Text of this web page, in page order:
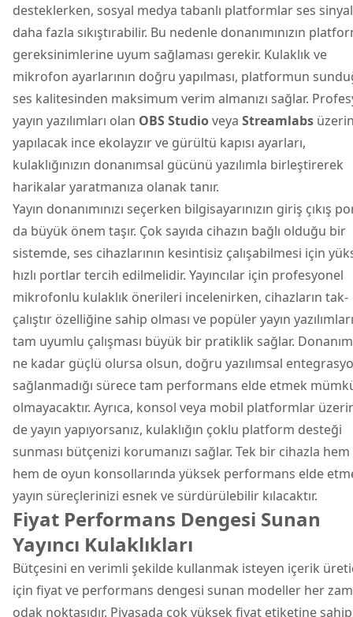
desteklerken, sosyal medya tabanlı platformlar ses
daha fazla sıkıştırabilir. Bu nedenle donanımınızın
gereksinimlerine uyum sağlaması gerekir. Kulaklık ve
mikrofon ayarlarının doğru yapılması, platformun
ses kalitesinden maksimum verim almanızı sağlar.
yayın yazılımları olan OBS Studioveya Streamlabs
yapılacak ince ekolayzır ve gürültü kapısı ayarları,
kulaklığınızın donanımsal gücünü yazılımla birleştirerek
harikalar yaratmanıza olanak tanır.
Yayın donanımınızı seçerken bilgisayarınızın giriş çıkış
da büyük önem taşır. Çok sayıda cihazın bağlı olduğu bir
sistemde, ses cihazlarının kesintisiz çalışabilmesi için
hızlı portlar tercih edilmelidir. Yayıncılar için profesyonel
mikrofonlu kulaklık önerileri incelenirken, cihazların tak-
çalıştır özelliğine sahip olması ve popüler yayın
tam uyumlu çalışması büyük bir pratiklik sağlar.
ne kadar güçlü olursa olsun, doğru yazılımsal
sağlanmadığı sürece tam performans elde etmek
olmayacaktır. Ayrıca, konsol veya mobil platformlar
de yayın yapıyorsanız, kulaklığın çoklu platform desteği
sunması bütçenizi korumanızı sağlar. Tek bir cihazla hem
hem de oyun konsollarında yüksek performans elde
yayın süreçlerinizi esnek ve sürdürülebilir kılacaktır.
Fiyat Performans Dengesi Sunan
Yayıncı Kulaklıkları
Bütçesini en verimli şekilde kullanmak isteyen içerik
için fiyat ve performans dengesi sunan modeller her
odak noktasıdır. Piyasada çok yüksek fiyat etiketine sahip